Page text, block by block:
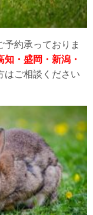
予約承っておりま
・盛岡・新潟・
はご相談ください